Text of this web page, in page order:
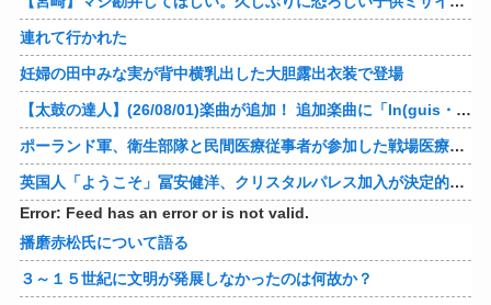
連れて行かれた
妊婦の田中みな実が背中横乳出した大胆露出衣装で登場
【太鼓の達人】(26/08/01)楽曲が追加！ 追加楽曲に「ln(guis・tics) / Sephid」「Remnath / ぺのれり」の2曲が登場！！
ポーランド軍、衛生部隊と民間医療従事者が参加した戦場医療訓練を実施！
英国人「ようこそ」冨安健洋、クリスタルパレス加入が決定的に！メディカル検査をパス！現地サポが歓迎！アーセナルファンも祝福！【海外の反応】
Error: Feed has an error or is not valid.
播磨赤松氏について語る
３～１５世紀に文明が発展しなかったのは何故か？